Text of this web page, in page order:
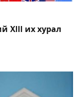
XIII их хурал